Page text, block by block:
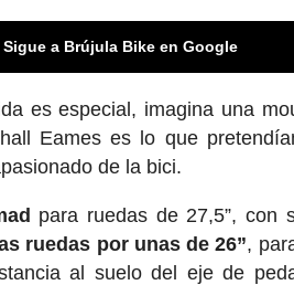
Sigue a Brújula Bike en Google
es especial, imagina una
Eames es lo que
de la bici.
para ruedas de 27,5”, con
ruedas por unas de 26”,
al suelo del eje de